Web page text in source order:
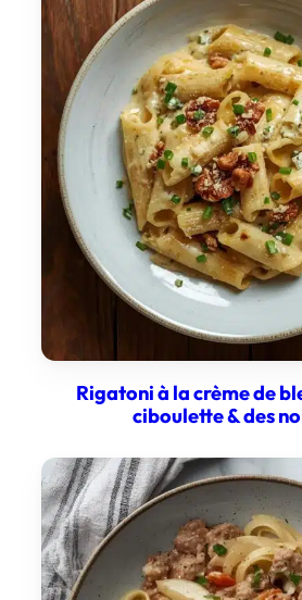
Rigatoni à la crème de
ciboulette & des